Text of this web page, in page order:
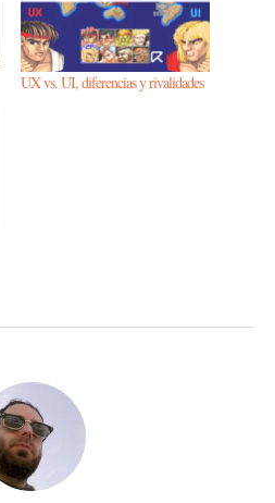
UX vs. UI, diferencias y rivalidades